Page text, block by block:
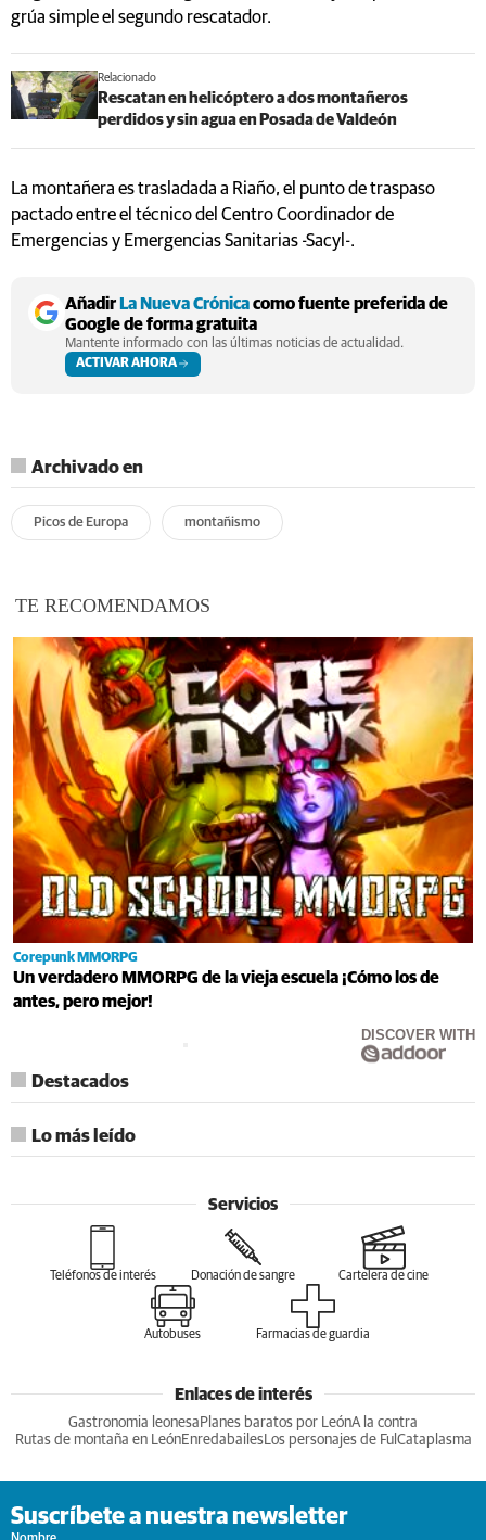
grúa simple el segundo rescatador.
Relacionado
Rescatan en helicóptero a dos montañeros
perdidos y sin agua en Posada de Valdeón
La montañera es trasladada a Riaño, el punto de traspaso
pactado entre el técnico del Centro Coordinador de
Emergencias y Emergencias Sanitarias -Sacyl-.
AñadirLa Nueva Crónicacomo fuente preferida de
Google de forma gratuita
Mantente informado con las últimas noticias de actualidad.
ACTIVAR AHORA
Archivado en
Picos de Europa montañismo
TE RECOMENDAMOS
Corepunk MMORPG
Un verdadero MMORPG de la vieja escuela ¡Cómo los de
antes, pero mejor!
DISCOVER WITH
Destacados
Lo más leído
Servicios
Teléfonos de interés Donación de sangre Cartelera de cine
Autobuses Farmacias de guardia
Enlaces de interés
Gastronomia leonesa Planes baratos por LeónA la contra
Rutas de montaña en LeónEnredabailesLos personajes de Ful Cataplasma
Suscríbete a nuestra newsletter